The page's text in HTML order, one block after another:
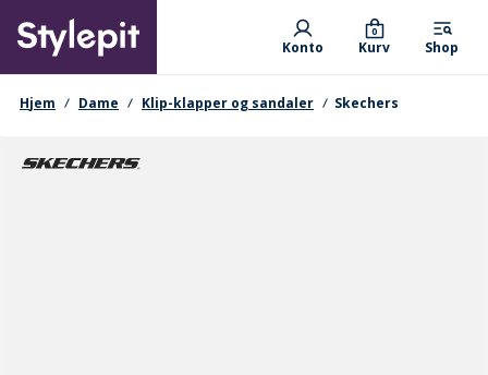
main
content
Primary departments
Konto Kurv
0
Shop
navigationssti
Hjem Dame Klip-klapper og sandaler Skechers